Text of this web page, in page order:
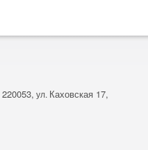
220053, ул. Каховская 17,